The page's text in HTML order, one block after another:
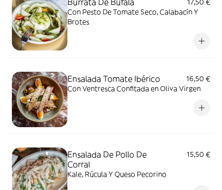
Burrata De Búfala
17,50 €
Con Pesto De Tomate Seco, Calabacín Y
Brotes
Ensalada Tomate Ibérico
16,50 €
Con Ventresca Confitada en Oliva Virgen
Ensalada De Pollo De
Corral
15,50 €
Kale, Rúcula Y Queso Pecorino